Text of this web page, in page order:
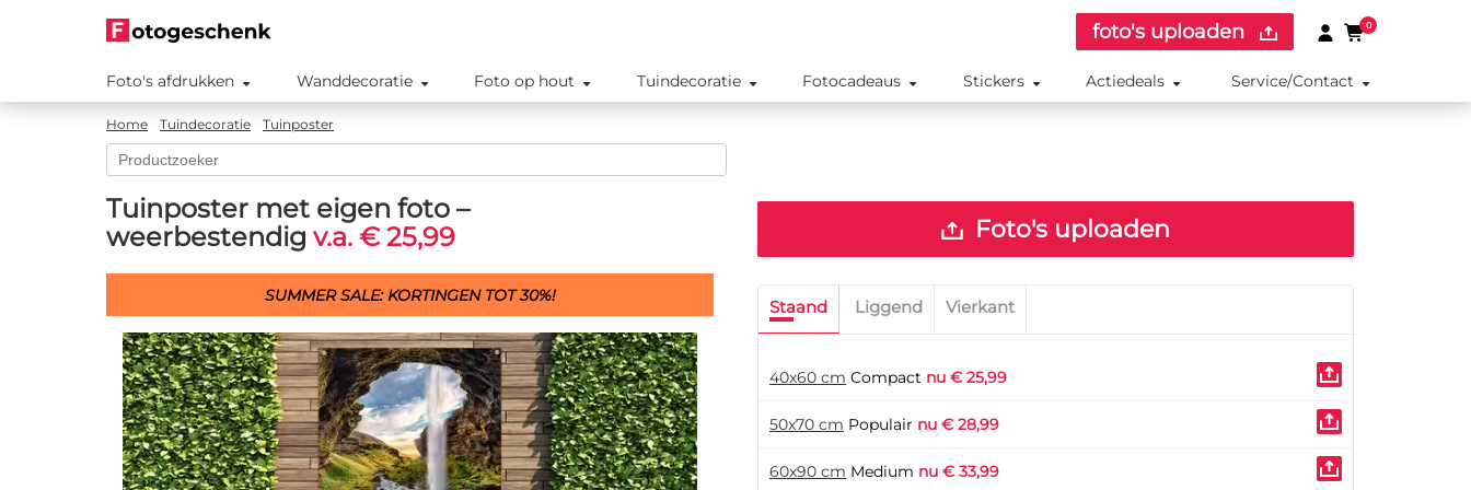
foto's uploaden 0
Foto's afdrukken Wanddecoratie Foto op hout Tuindecoratie Fotocadeaus Stickers Actiedeals Service/Contact
Home Tuindecoratie Tuinposter
Tuinposter met eigen foto –
weerbestendig v.a. € 25,99
SUMMER SALE: KORTINGEN TOT 30%!
Foto's uploaden
Staand Liggend Vierkant
40x60 cm Compact nu € 25,99
50x70 cm Populair nu € 28,99
60x90 cm Medium nu € 33,99